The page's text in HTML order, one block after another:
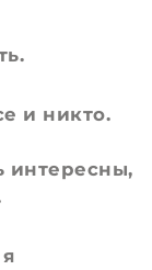
и никто.
интересны,